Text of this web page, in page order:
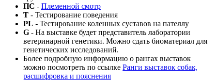
ПС - Племенной смотр
T - Тестирование поведения
PL - Тестирование коленных суставов на пателлу
G - На выставке будет представитель лаборатории
ветеринарной генетики. Можно сдать биоматериал для
генетических исследований.
Более подробную информацию о рангах выставок
можно посмотреть по ссылке Ранги выставок собак,
расшифровка и пояснения